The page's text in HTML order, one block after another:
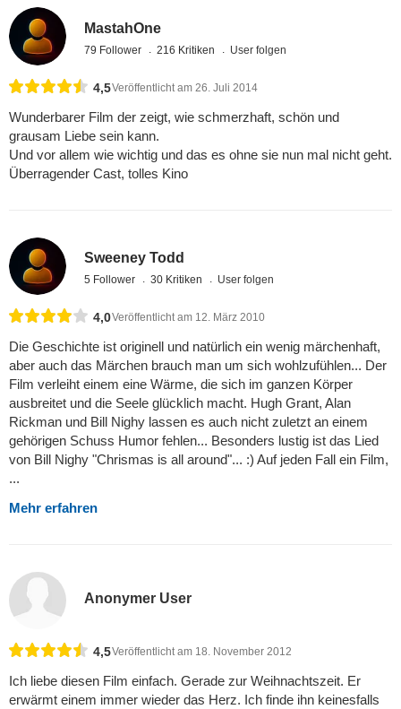
MastahOne
79 Follower 216 Kritiken User folgen
4,5Veröffentlicht am 26. Juli 2014
Wunderbarer Film der zeigt, wie schmerzhaft, schön und
grausam Liebe sein kann.
Und vor allem wie wichtig und das es ohne sie nun mal nicht geht.
Überragender Cast, tolles Kino
Sweeney Todd
5 Follower 30 Kritiken User folgen
4,0Veröffentlicht am 12. März 2010
Die Geschichte ist originell und natürlich ein wenig märchenhaft,
aber auch das Märchen brauch man um sich wohlzufühlen... Der
Film verleiht einem eine Wärme, die sich im ganzen Körper
ausbreitet und die Seele glücklich macht. Hugh Grant, Alan
Rickman und Bill Nighy lassen es auch nicht zuletzt an einem
gehörigen Schuss Humor fehlen... Besonders lustig ist das Lied
von Bill Nighy "Chrismas is all around"... :) Auf jeden Fall ein Film,
...
Mehr erfahren
Anonymer User
4,5Veröffentlicht am 18. November 2012
Ich liebe diesen Film einfach. Gerade zur Weihnachtszeit. Er
erwärmt einem immer wieder das Herz. Ich finde ihn keinesfalls